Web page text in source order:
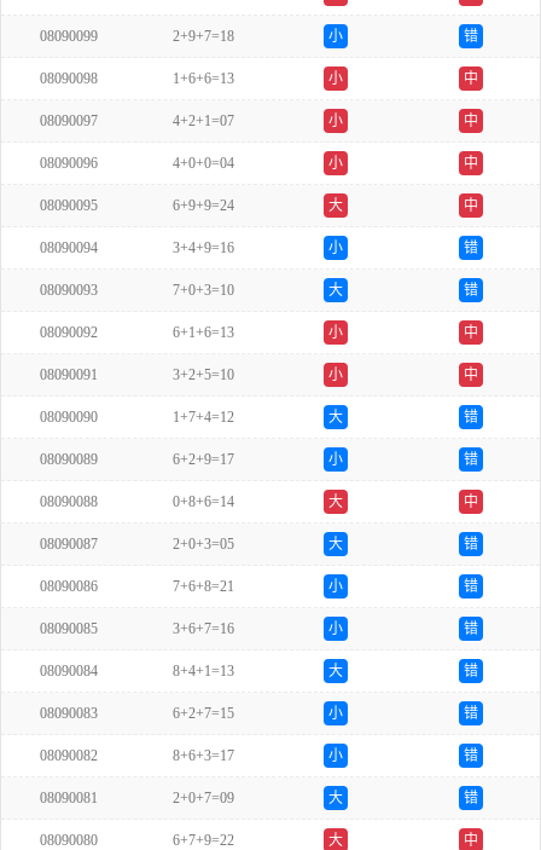
08090099 2+9+7=18 小 错
08090098 1+6+6=13 小 中
08090097 4+2+1=07 小 中
08090096 4+0+0=04 小 中
08090095 6+9+9=24 大 中
08090094 3+4+9=16 小 错
08090093 7+0+3=10 大 错
08090092 6+1+6=13 小 中
08090091 3+2+5=10 小 中
08090090 1+7+4=12 大 错
08090089 6+2+9=17 小 错
08090088 0+8+6=14 大 中
08090087 2+0+3=05 大 错
08090086 7+6+8=21 小 错
08090085 3+6+7=16 小 错
08090084 8+4+1=13 大 错
08090083 6+2+7=15 小 错
08090082 8+6+3=17 小 错
08090081 2+0+7=09 大 错
08090080 6+7+9=22 大 中